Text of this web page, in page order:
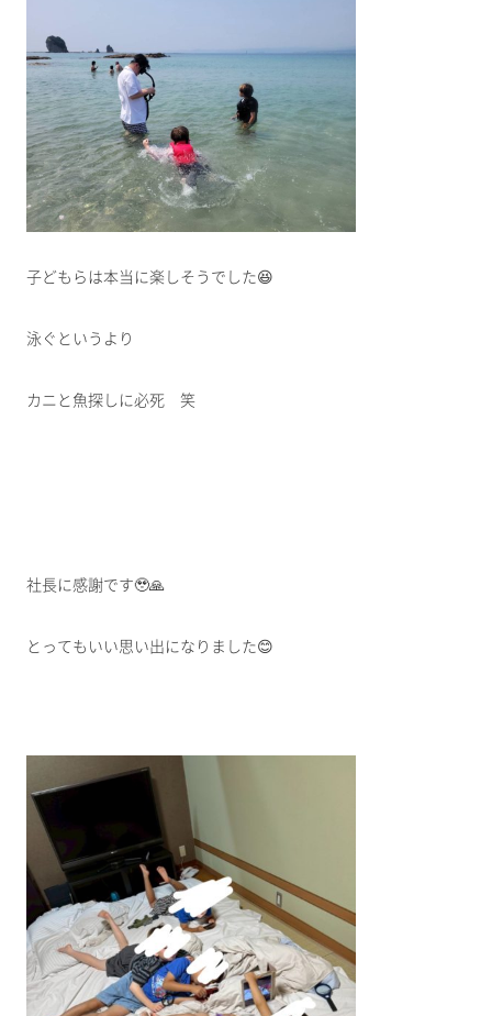
子どもらは本当に楽しそうでした😆
泳ぐというより
カニと魚探しに必死 笑
社長に感謝です🥹🙏
とってもいい思い出になりました😊